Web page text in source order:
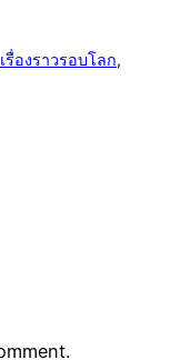
เรื่องราวรอบโลก